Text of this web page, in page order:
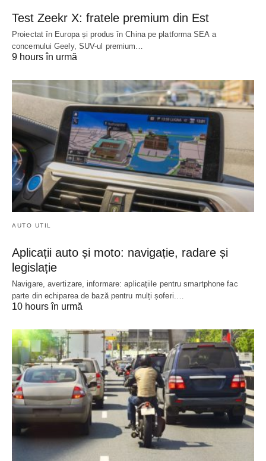
Test Zeekr X: fratele premium din Est
Proiectat în Europa și produs în China pe platforma SEA a
concernului Geely, SUV-ul premium…
9 hours în urmă
AUTO UTIL
Aplicații auto și moto: navigație, radare și
legislație
Navigare, avertizare, informare: aplicațiile pentru smartphone fac
parte din echiparea de bază pentru mulți șoferi.…
10 hours în urmă